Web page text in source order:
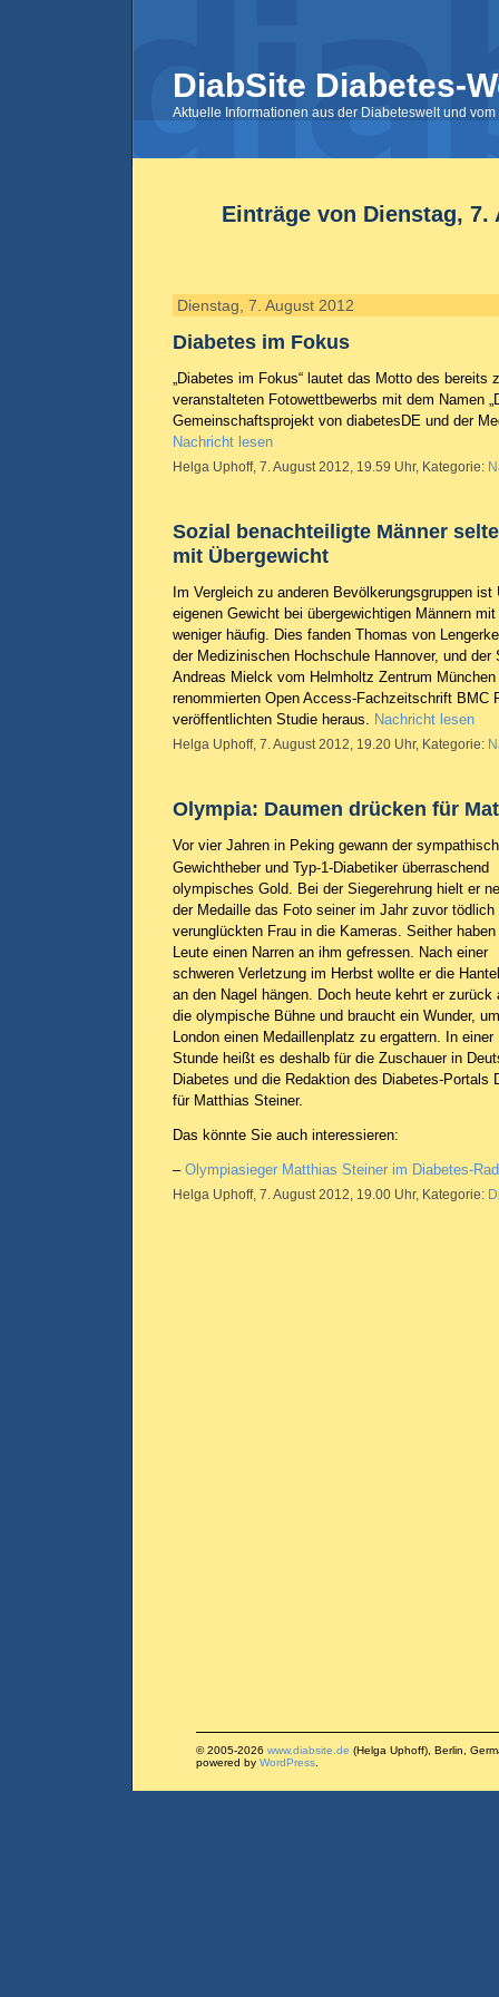
DiabSite Diabetes-
Aktuelle Informationen aus der Diabeteswelt und
Einträge von Dienstag, 7.
Dienstag, 7. August 2012
Diabetes im Fokus
„Diabetes im Fokus“ lautet das Motto des bereits
veranstalteten Fotowettbewerbs mit dem Namen
Gemeinschaftsprojekt von diabetesDE und der
Nachricht lesen
Helga Uphoff, 7. August 2012, 19.59 Uhr, Kategorie:
Sozial benachteiligte Männer
mit Übergewicht
Im Vergleich zu anderen Bevölkerungsgruppen
eigenen Gewicht bei übergewichtigen Männern
weniger häufig. Dies fanden Thomas von
der Medizinischen Hochschule Hannover, und der
Andreas Mielck vom Helmholtz Zentrum
renommierten Open Access-Fachzeitschrift BMC
veröffentlichten Studie heraus. Nachricht lesen
Helga Uphoff, 7. August 2012, 19.20 Uhr, Kategorie:
Olympia: Daumen drücken für
Vor vier Jahren in Peking gewann der
Gewichtheber und Typ-1-Diabetiker überraschend
olympisches Gold. Bei der Siegerehrung hielt er
der Medaille das Foto seiner im Jahr zuvor tödlich
verunglückten Frau in die Kameras. Seither haben
Leute einen Narren an ihm gefressen. Nach einer
schweren Verletzung im Herbst wollte er die
an den Nagel hängen. Doch heute kehrt er zurück
die olympische Bühne und braucht ein Wunder,
London einen Medaillenplatz zu ergattern. In einer
Stunde heißt es deshalb für die Zuschauer in
Diabetes und die Redaktion des Diabetes-Portals
für Matthias Steiner.
Das könnte Sie auch interessieren:
– Olympiasieger Matthias Steiner im Diabetes-
Helga Uphoff, 7. August 2012, 19.00 Uhr, Kategorie:
© 2005-2026 www.diabsite.de (Helga Uphoff), Berlin,
powered by WordPress.